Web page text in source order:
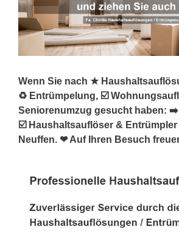
Wenn Sie nach ★
♻ Entrümpelung, ☑️
Seniorenumzug gesucht haben:
☑️ Haushaltsauflöser & Entrümpler
Neuffen. ❤ Auf Ihren Besuch